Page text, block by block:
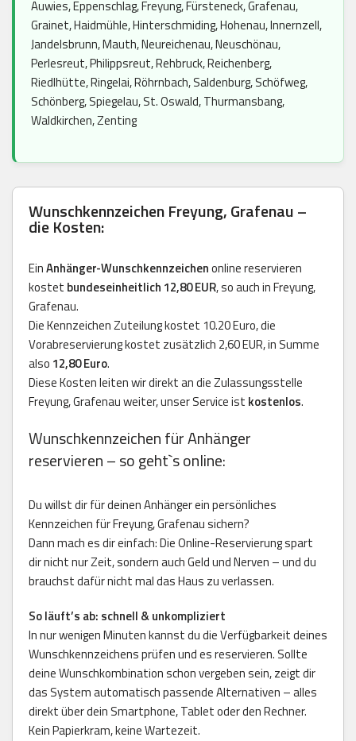
Auwies, Eppenschlag, Freyung, Fürsteneck, Grafenau,
Grainet, Haidmühle, Hinterschmiding, Hohenau, Innernzell,
Jandelsbrunn, Mauth, Neureichenau, Neuschönau,
Perlesreut, Philippsreut, Rehbruck, Reichenberg,
Riedlhütte, Ringelai, Röhrnbach, Saldenburg, Schöfweg,
Schönberg, Spiegelau, St. Oswald, Thurmansbang,
Waldkirchen, Zenting
Wunschkennzeichen Freyung, Grafenau –
die Kosten:
EinAnhänger-Wunschkennzeichenonline reservieren
kostet bundeseinheitlich 12,80 EUR, so auch in Freyung,
Grafenau.
Die Kennzeichen Zuteilung kostet 10.20 Euro, die
Vorabreservierung kostet zusätzlich 2,60 EUR, in Summe
also 12,80 Euro.
Diese Kosten leiten wir direkt an die Zulassungsstelle
Freyung, Grafenau weiter, unser Service ist kostenlos.
Wunschkennzeichen für Anhänger
reservieren – so geht`s online:
Du willst dir für deinen Anhänger ein persönliches
Kennzeichen für Freyung, Grafenau sichern?
Dann mach es dir einfach: Die Online-Reservierung spart
dir nicht nur Zeit, sondern auch Geld und Nerven – und du
brauchst dafür nicht mal das Haus zu verlassen.
So läuft’s ab: schnell & unkompliziert
In nur wenigen Minuten kannst du die Verfügbarkeit deines
Wunschkennzeichens prüfen und es reservieren. Sollte
deine Wunschkombination schon vergeben sein, zeigt dir
das System automatisch passende Alternativen – alles
direkt über dein Smartphone, Tablet oder den Rechner.
Kein Papierkram, keine Wartezeit.